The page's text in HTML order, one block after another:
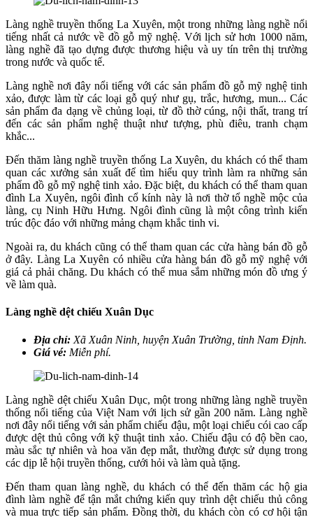
Làng nghề truyền thống La Xuyên, một trong những làng nghề nổi
tiếng nhất cả nước về đồ gỗ mỹ nghệ. Với lịch sử hơn 1000 năm,
làng nghề đã tạo dựng được thương hiệu và uy tín trên thị trường
trong nước và quốc tế.
Làng nghề nơi đây nổi tiếng với các sản phẩm đồ gỗ mỹ nghệ tinh
xảo, được làm từ các loại gỗ quý như gụ, trắc, hương, mun... Các
sản phẩm đa dạng về chủng loại, từ đồ thờ cúng, nội thất, trang trí
đến các sản phẩm nghệ thuật như tượng, phù điêu, tranh chạm
khắc...
Đến thăm làng nghề truyền thống La Xuyên, du khách có thể tham
quan các xưởng sản xuất để tìm hiểu quy trình làm ra những sản
phẩm đồ gỗ mỹ nghệ tinh xảo. Đặc biệt, du khách có thể tham quan
đình La Xuyên, ngôi đình cổ kính này là nơi thờ tổ nghề mộc của
làng, cụ Ninh Hữu Hưng. Ngôi đình cũng là một công trình kiến
trúc độc đáo với những mảng chạm khắc tinh vi.
Ngoài ra, du khách cũng có thể tham quan các cửa hàng bán đồ gỗ
ở đây. Làng La Xuyên có nhiều cửa hàng bán đồ gỗ mỹ nghệ với
giá cả phải chăng. Du khách có thể mua sắm những món đồ ưng ý
về làm quà.
Làng nghề dệt chiếu Xuân Dục
Địa chỉ: Xã Xuân Ninh, huyện Xuân Trường, tỉnh Nam Định.
Giá vé: Miễn phí.
Làng nghề dệt chiếu Xuân Dục, một trong những làng nghề truyền
thống nổi tiếng của Việt Nam với lịch sử gần 200 năm. Làng nghề
nơi đây nổi tiếng với sản phẩm chiếu đậu, một loại chiếu cói cao cấp
được dệt thủ công với kỹ thuật tinh xảo. Chiếu đậu có độ bền cao,
màu sắc tự nhiên và hoa văn đẹp mắt, thường được sử dụng trong
các dịp lễ hội truyền thống, cưới hỏi và làm quà tặng.
Đến tham quan làng nghề, du khách có thể đến thăm các hộ gia
đình làm nghề để tận mắt chứng kiến quy trình dệt chiếu thủ công
và mua trực tiếp sản phẩm. Đồng thời, du khách còn có cơ hội tận